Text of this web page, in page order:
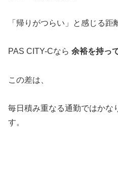
「帰りがつらい」と感じる距
PAS CITY-Cなら 余裕を持っ
この差は、
毎日積み重なる通勤ではかな
す。